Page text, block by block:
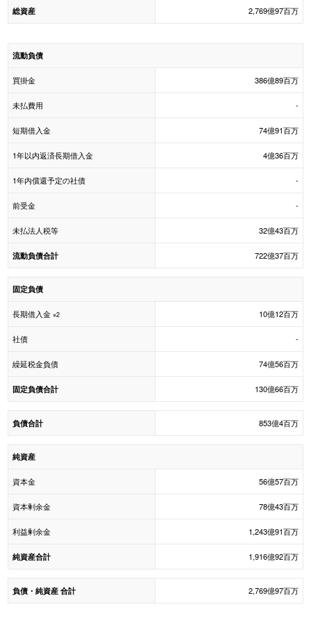
総資産 2,769億97百万
流動負債
買掛金 386億89百万
未払費用 -
短期借入金 74億91百万
1年以内返済長期借入金 4億36百万
1年内償還予定の社債 -
前受金 -
未払法人税等 32億43百万
流動負債合計 722億37百万
固定負債
長期借入金 ※2 10億12百万
社債 -
繰延税金負債 74億56百万
固定負債合計 130億66百万
負債合計 853億4百万
純資産
資本金 56億57百万
資本剰余金 78億43百万
利益剰余金 1,243億91百万
純資産合計 1,916億92百万
負債・純資産 合計 2,769億97百万